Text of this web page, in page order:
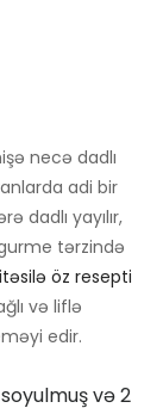
necə dadlı
adi bir
dadlı yayılır,
tərzində
öz resepti
və liflə
edir.
və 2